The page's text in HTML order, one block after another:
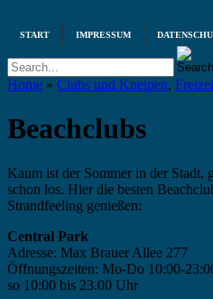
START IMPRESSUM
Home » Clubs und Kneipen,
Beachclubs
Kaum ist der Sommer in der Stadt,
schon los. Hier die besten
Strandfeeling genießen:
Central Park
Adresse: Max Brauer Allee 277
Öffnungszeiten: Mo-Do 10:00-
so 10:00 bis 23.00 Uhr